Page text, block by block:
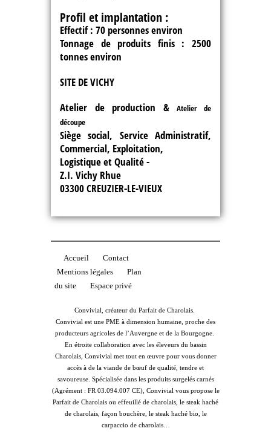
Profil et implantation :
Effectif : 70 personnes environ
Tonnage de produits finis : 2500
tonnes environ
SITE DE VICHY
Atelier de production &Atelier de
découpe
Siège social, Service Administratif,
Commercial, Exploitation,
Logistique et Qualité -
Z.I. Vichy Rhue
03300 CREUZIER-LE-VIEUX
Accueil
Contact
Mentions légales
Plan
du site
Espace privé
Convivial, créateur du Parfait de Charolais.
Convivial est une PME à dimension humaine, proche des
producteurs agricoles de l’Auvergne et de la Bourgogne.
En étroite collaboration avec les éleveurs du bassin
Charolais, Convivial met tout en œuvre pour vous donner
accès à de la viande de bœuf de qualité, tendre et
savoureuse. Spécialisée dans les produits surgelés carnés
(Agrément : FR 03.094.007 CE), Convivial vous propose le
Parfait de Charolais ou effeuillé de charolais, le steak haché
de charolais, façon bouchère, le steak haché bio, le
carpaccio de charolais…